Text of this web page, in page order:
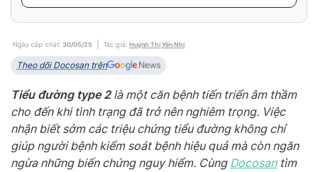
Ngày cập nhật: 30/05/25 Tác giả: Huỳnh Thị Yến Nhi
Theo dõi Docosan trên
Tiểu đường type 2là một căn bệnh tiến triển âm thầm
cho đến khi tình trạng đã trở nên nghiêm trọng. Việc
nhận biết sớm các triệu chứng tiểu đường không chỉ
giúp người bệnh kiểm soát bệnh hiệu quả mà còn ngăn
ngừa những biến chứng nguy hiểm. Cùng Docosantìm